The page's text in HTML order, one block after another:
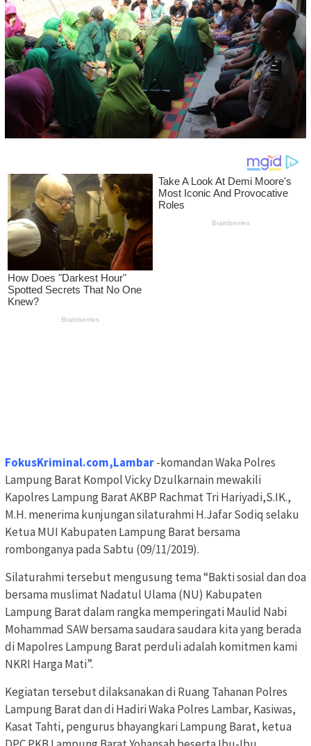
FokusKriminal.com,Lambar-komandan Waka Polres
Lampung Barat Kompol Vicky Dzulkarnain mewakili
Kapolres Lampung Barat AKBP Rachmat Tri Hariyadi,S.IK.,
M.H. menerima kunjungan silaturahmi H.Jafar Sodiq selaku
Ketua MUI Kabupaten Lampung Barat bersama
rombonganya pada Sabtu (09/11/2019).
Silaturahmi tersebut mengusung tema “Bakti sosial dan doa
bersama muslimat Nadatul Ulama (NU) Kabupaten
Lampung Barat dalam rangka memperingati Maulid Nabi
Mohammad SAW bersama saudara saudara kita yang berada
di Mapolres Lampung Barat perduli adalah komitmen kami
NKRI Harga Mati”.
Kegiatan tersebut dilaksanakan di Ruang Tahanan Polres
Lampung Barat dan di Hadiri Waka Polres Lambar, Kasiwas,
Kasat Tahti, pengurus bhayangkari Lampung Barat, ketua